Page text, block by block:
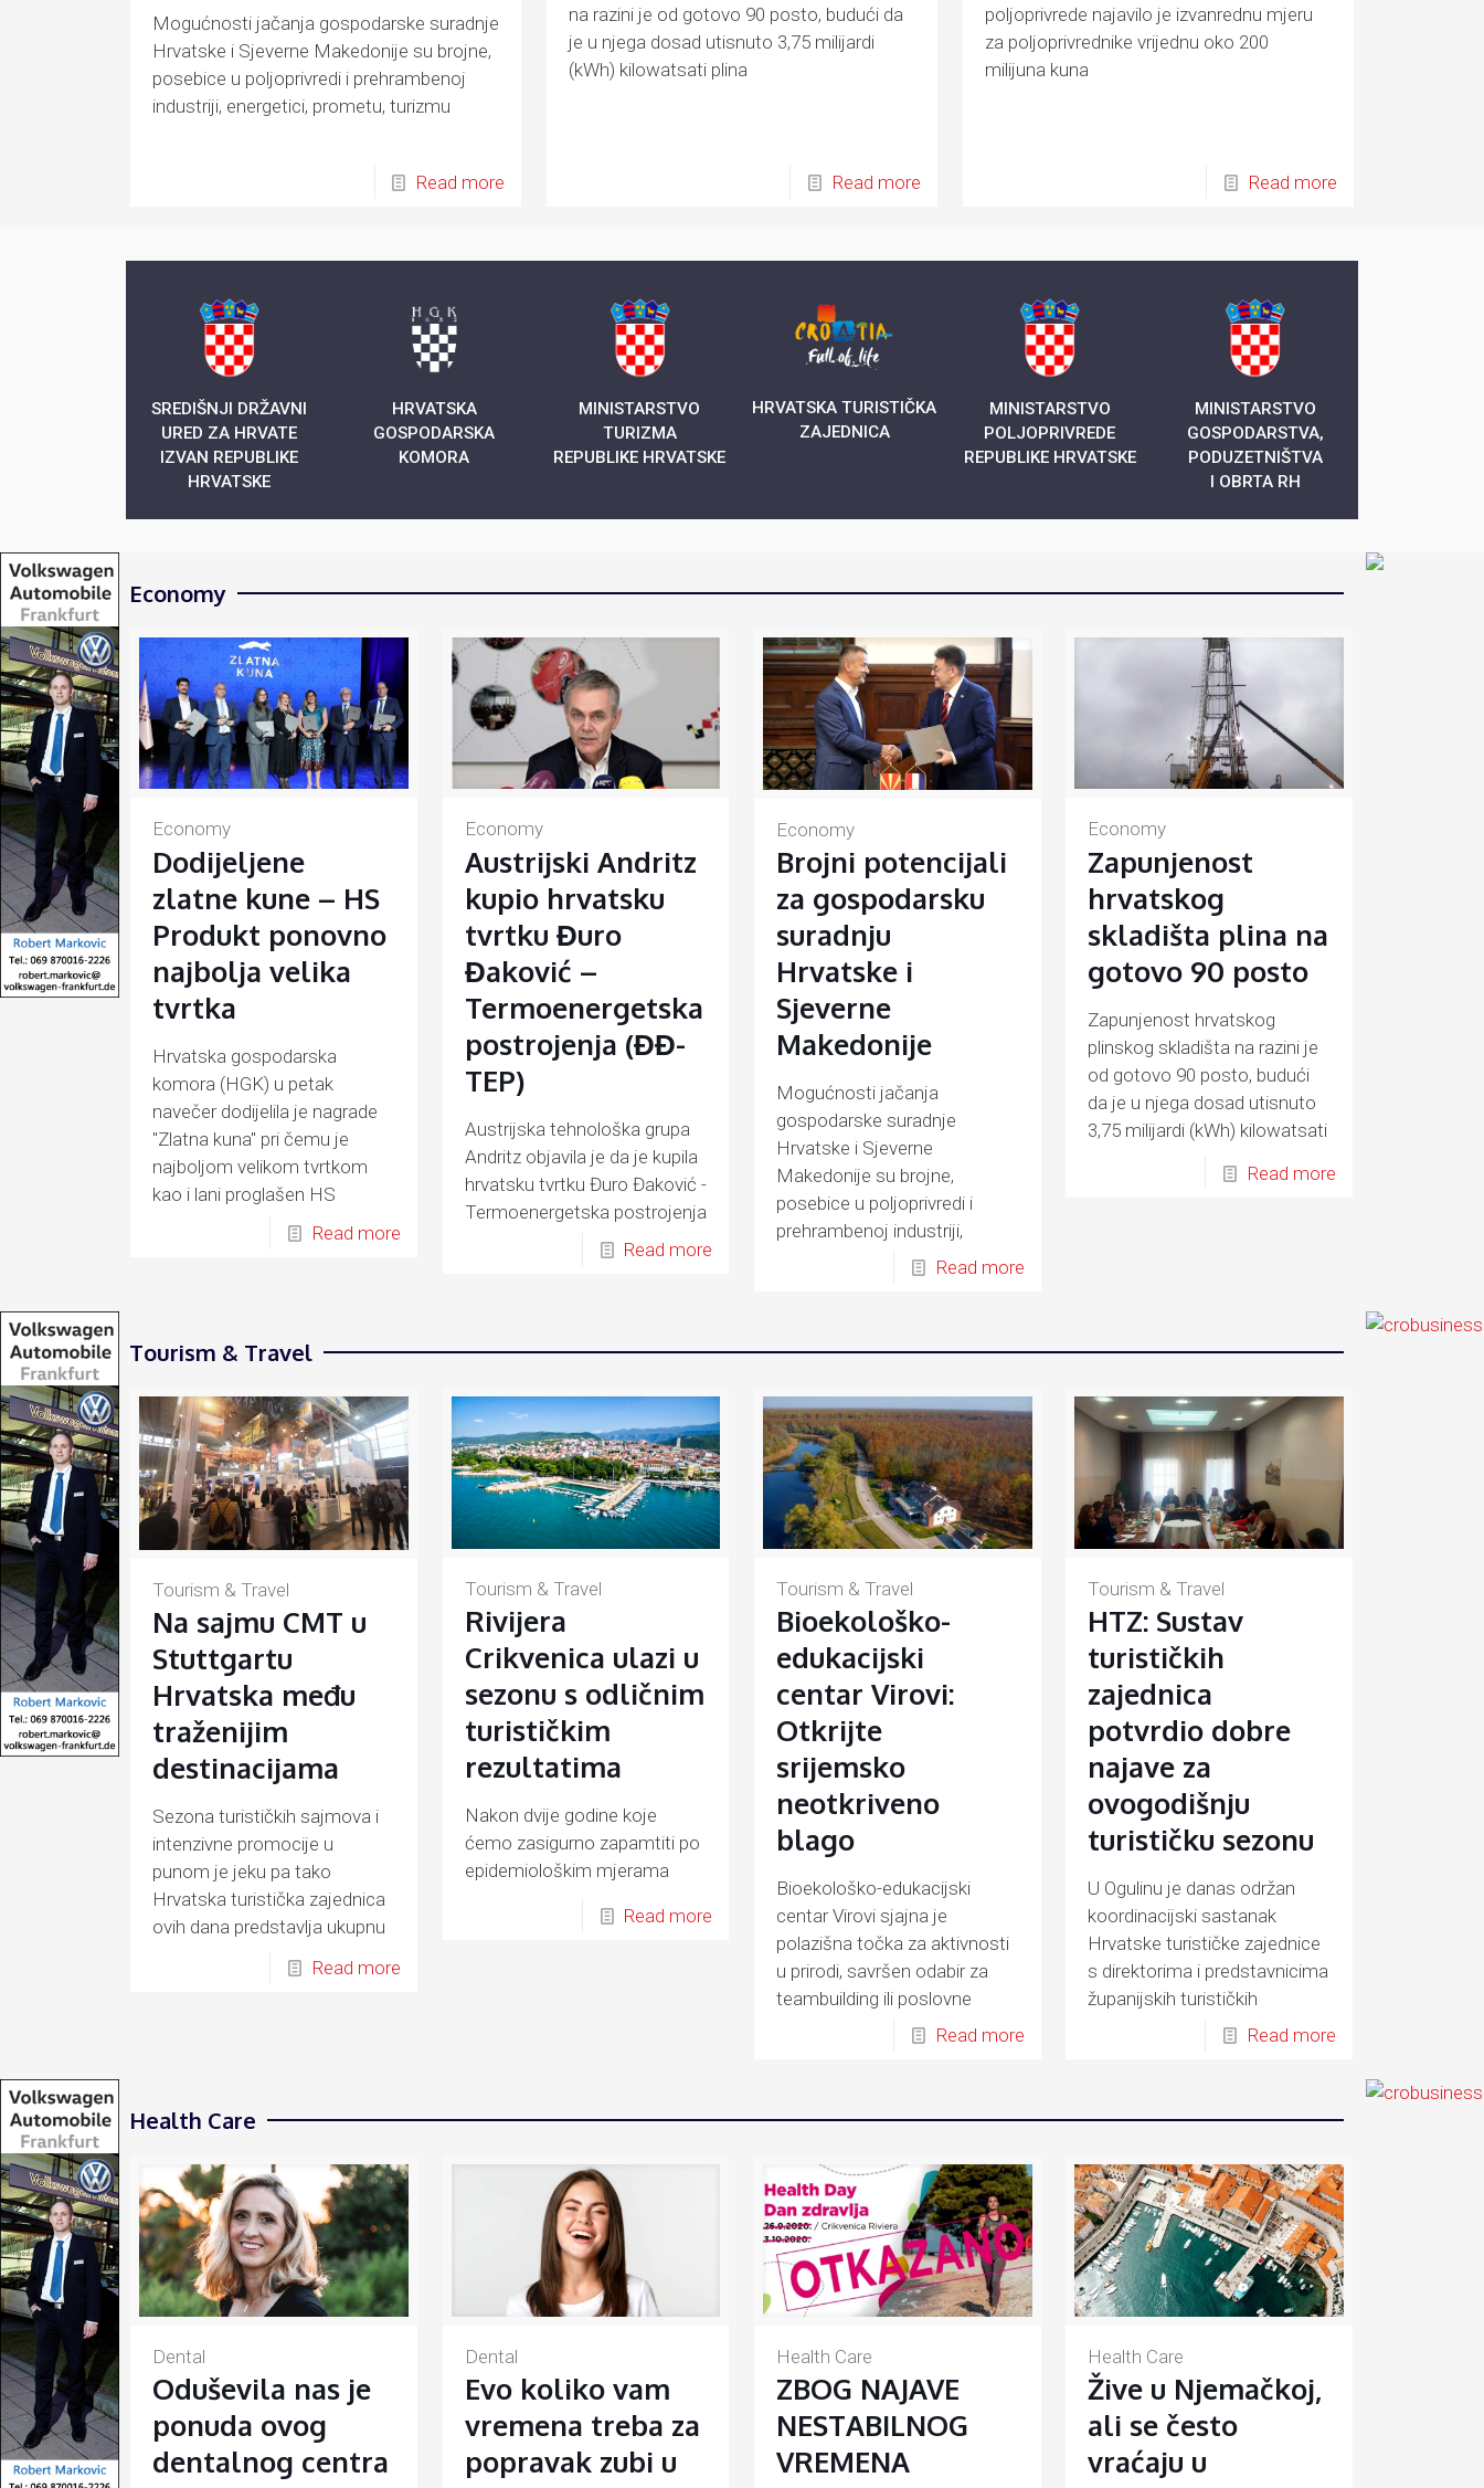
Mogućnosti jačanja gospodarske suradnje
Hrvatske i Sjeverne Makedonije su brojne,
posebice u poljoprivredi i prehrambenoj
industriji, energetici, prometu, turizmu
Read more
na razini je od gotovo 90 posto, budući da
je u njega dosad utisnuto 3,75 milijardi
(kWh) kilowatsati plina
Read more
poljoprivrede najavilo je izvanrednu mjeru
za poljoprivrednike vrijednu oko 200
milijuna kuna
Read more
SREDIŠNJI DRŽAVNI
URED ZA HRVATE
IZVAN REPUBLIKE
HRVATSKE
HRVATSKA
GOSPODARSKA
KOMORA
MINISTARSTVO
TURIZMA
REPUBLIKE HRVATSKE
HRVATSKA TURISTIČKA
ZAJEDNICA
MINISTARSTVO
POLJOPRIVREDE
REPUBLIKE HRVATSKE
MINISTARSTVO
GOSPODARSTVA,
PODUZETNIŠTVA
I OBRTA RH
Economy
Economy
Dodijeljene
zlatne kune – HS
Produkt ponovno
najbolja velika
tvrtka
Hrvatska gospodarska
komora (HGK) u petak
navečer dodijelila je nagrade
"Zlatna kuna" pri čemu je
najboljom velikom tvrtkom
kao i lani proglašen HS
Read more
Economy
Austrijski Andritz
kupio hrvatsku
tvrtku Đuro
Đaković –
Termoenergetska
postrojenja (ĐĐ-
TEP)
Austrijska tehnološka grupa
Andritz objavila je da je kupila
hrvatsku tvrtku Đuro Đaković -
Termoenergetska postrojenja
Read more
Economy
Brojni potencijali
za gospodarsku
suradnju
Hrvatske i
Sjeverne
Makedonije
Mogućnosti jačanja
gospodarske suradnje
Hrvatske i Sjeverne
Makedonije su brojne,
posebice u poljoprivredi i
prehrambenoj industriji,
energetici, prometu, turizmu
Read more
Economy
Zapunjenost
hrvatskog
skladišta plina na
gotovo 90 posto
Zapunjenost hrvatskog
plinskog skladišta na razini je
od gotovo 90 posto, budući
da je u njega dosad utisnuto
3,75 milijardi (kWh) kilowatsati
Read more
Tourism & Travel
Tourism & Travel
Na sajmu CMT u
Stuttgartu
Hrvatska među
traženijim
destinacijama
Sezona turističkih sajmova i
intenzivne promocije u
punom je jeku pa tako
Hrvatska turistička zajednica
ovih dana predstavlja ukupnu
hrvatsku turističku ponudu
Read more
Tourism & Travel
Rivijera
Crikvenica ulazi u
sezonu s odličnim
turističkim
rezultatima
Nakon dvije godine koje
ćemo zasigurno zapamtiti po
epidemiološkim mjerama
Read more
Tourism & Travel
Bioekološko-
edukacijski
centar Virovi:
Otkrijte
srijemsko
neotkriveno
blago
Bioekološko-edukacijski
centar Virovi sjajna je
polazišna točka za aktivnosti
u prirodi, savršen odabir za
teambuilding ili poslovne
susrete u zelenom okruženju.
Read more
Tourism & Travel
HTZ: Sustav
turističkih
zajednica
potvrdio dobre
najave za
ovogodišnju
turističku sezonu
U Ogulinu je danas održan
koordinacijski sastanak
Hrvatske turističke zajednice
s direktorima i predstavnicima
županijskih turističkih
zajednica i grada Zagreba.
Read more
Health Care
Dental
Oduševila nas je
ponuda ovog
dentalnog centra
Dental
Evo koliko vam
vremena treba za
popravak zubi u
Health Care
ZBOG NAJAVE
NESTABILNOG
VREMENA
Health Care
Žive u Njemačkoj,
ali se često
vraćaju u